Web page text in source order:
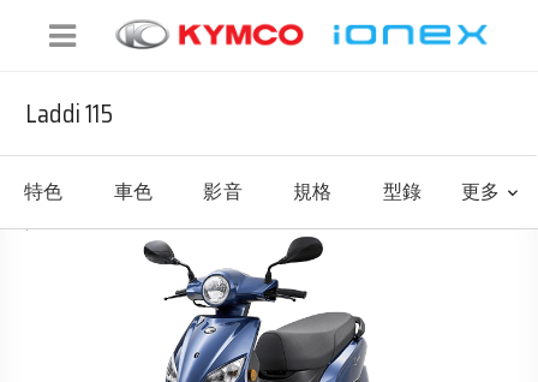
Laddi 115
特色 車色 影音 規格 型錄 更多